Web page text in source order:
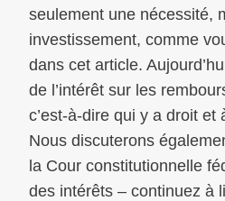
seulement une nécessité,
investissement, comme
dans cet article.
de l’intérêt sur les
c’est-à-dire qui y a droit et
Nous discuterons
la Cour constitutionnelle
des intérêts – continuez à